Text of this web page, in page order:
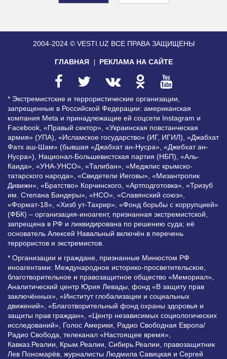
2004-2024 © VESTI.UZ ВСЕ ПРАВА ЗАЩИЩЕНЫ
ГЛАВНАЯ РЕКЛАМА НА САЙТЕ
* Экстремистские и террористические организации,
запрещенные в Российской Федерации: американская
компания Meta и принадлежащие ей соцсети Instagram и
Facebook, «Правый сектор», «Украинская повстанческая
армия» (УПА), «Исламское государство» (ИГ, ИГИЛ), «Джабхат
Фатх аш-Шам» (бывшая «Джабхат ан-Нусра», «Джебхат ан-
Нусра»), Национал-Большевистская партия (НБП), «Аль-
Каида», «УНА-УНСО», «Талибан», «Меджлис крымско-
татарского народа», «Свидетели Иеговы», «Мизантропик
Дивижн», «Братство» Корчинского, «Артподготовка», «Тризуб
им. Степана Бандеры», «НСО», «Славянский союз»,
«Формат-18», «Хизб ут-Тахрир», «Фонд борьбы с коррупцией»
(ФБК) – организация-иноагент, признанная экстремистской,
запрещена в РФ и ликвидирована по решению суда; её
основатель Алексей Навальный включён в перечень
террористов и экстремистов.
* Организации и граждане, признанные Минюстом РФ
иноагентами: Международное историко-просветительское,
благотворительное и правозащитное общество «Мемориал»,
Аналитический центр Юрия Левады, фонд «В защиту прав
заключённых», «Институт глобализации и социальных
движений», «Благотворительный фонд охраны здоровья и
защиты прав граждан», «Центр независимых социологических
исследований», Голос Америки, Радио Свободная Европа/
Радио Свобода, телеканал «Настоящее время»,
Кавказ.Реалии, Крым.Реалии, Сибирь.Реалии, правозащитник
Лев Пономарёв, журналисты Людмила Савицкая и Сергей